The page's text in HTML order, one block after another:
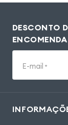
DESCONTO
ENCOMENDA
E-mail *